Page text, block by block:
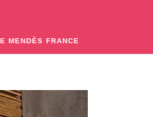
MENDÈS FRANCE